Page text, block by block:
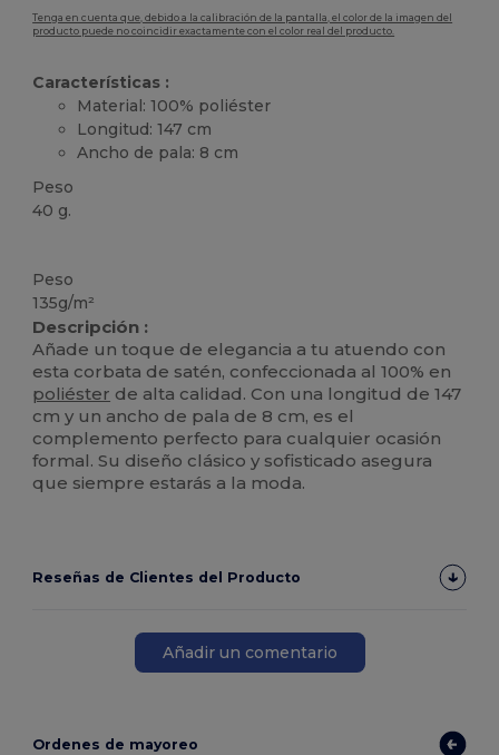
Tenga en cuenta que, debido a la calibración de la pantalla, el color de la imagen del
producto puede no coincidir exactamente con el color real del producto.
Características :
Material: 100% poliéster
Longitud: 147 cm
Ancho de pala: 8 cm
Peso
40 g.
Peso
135g/m²
Descripción :
Añade un toque de elegancia a tu atuendo con
esta corbata de satén, confeccionada al 100% en
poliéster de alta calidad. Con una longitud de 147
cm y un ancho de pala de 8 cm, es el
complemento perfecto para cualquier ocasión
formal. Su diseño clásico y sofisticado asegura
que siempre estarás a la moda.
Reseñas de Clientes del Producto
Añadir un comentario
Ordenes de mayoreo